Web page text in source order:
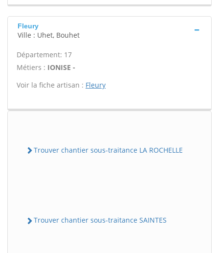
Fleury
Ville : Uhet, Bouhet
Département: 17
Métiers : IONISE -
Voir la fiche artisan : Fleury
Trouver chantier sous-traitance LA ROCHELLE
Trouver chantier sous-traitance SAINTES